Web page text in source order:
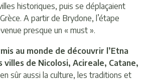
historiques, puis se déplaçaient
A partir de Brydone, l’étape
presque un « must ».
au monde de découvrir l’Etna
villes de Nicolosi, Acireale, Catane,
sûr aussi la culture, les traditions et